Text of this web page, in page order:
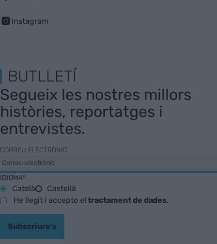
Instagram
BUTLLETÍ
Segueix les nostres millors
històries, reportatges i
entrevistes.
CORREU ELECTRÒNIC
IDIOMA*
Català
Castellà
He llegit i accepto eltractament de dades.
Subscriure's